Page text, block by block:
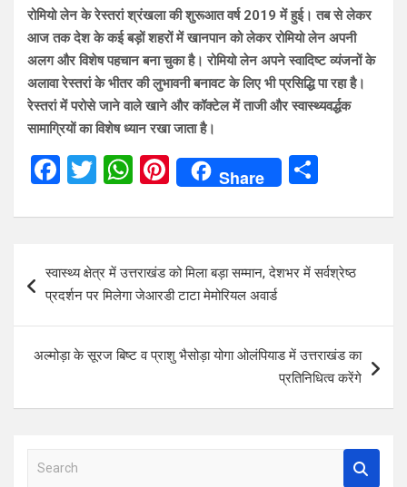
रोमियो लेन के रेस्तरां श्रंखला की शुरूआत वर्ष 2019 में हुई। तब से लेकर
आज तक देश के कई बड़ों शहरों में खानपान को लेकर रोमियो लेन अपनी
अलग और विशेष पहचान बना चुका है। रोमियो लेन अपने स्वादिष्ट व्यंजनों के
अलावा रेस्तरां के भीतर की लुभावनी बनावट के लिए भी प्रसिद्धि पा रहा है।
रेस्तरां में परोसे जाने वाले खाने और कॉक्टेल में ताजी और स्वास्थ्यवर्द्धक
सामाग्रियों का विशेष ध्यान रखा जाता है।
F
ce
o
k
T
tt
er
W
at
A
p
Pi
nt
er
es
t
Share
ar
e
navigation
स्वास्थ्य क्षेत्र में उत्तराखंड को मिला बड़ा सम्मान, देशभर में सर्वश्रेष्ठ
प्रदर्शन पर मिलेगा जेआरडी टाटा मेमोरियल अवार्ड
अल्मोड़ा के सूरज बिष्ट व प्राशु भैसोड़ा योगा ओलंपियाड में उत्तराखंड का
प्रतिनिधित्व करेंगे